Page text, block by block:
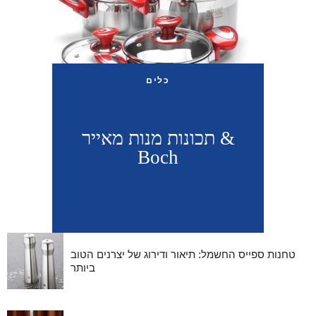
כלים
תכונות מנות מאייר &
Boch
טחנות ספייס החשמל: תיאור ודירוג של יצרנים הטוב
ביותר